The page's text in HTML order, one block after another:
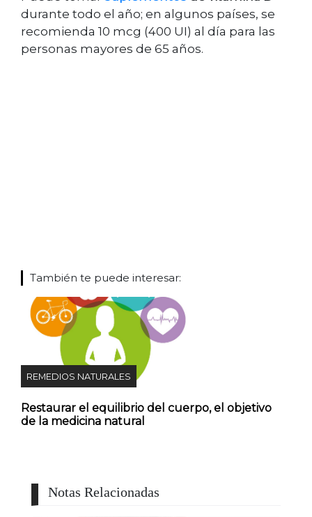
durante todo el año; en algunos países, se
recomienda 10 mcg (400 UI) al día para las
personas mayores de 65 años.
También te puede interesar:
REMEDIOS NATURALES
Restaurar el equilibrio del cuerpo, el objetivo
de la medicina natural
Notas Relacionadas